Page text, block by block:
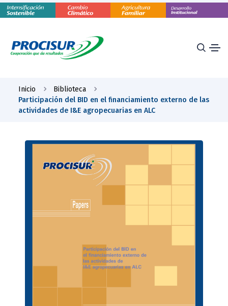
Inicio
Biblioteca
Participación del BID en el financiamiento externo de las
actividades de I&E agropecuarias en ALC